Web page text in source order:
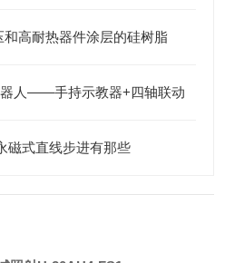
高耐热器件涂层的硅树脂
人——手持示教器+四轴联动
磁式直线步进有那些